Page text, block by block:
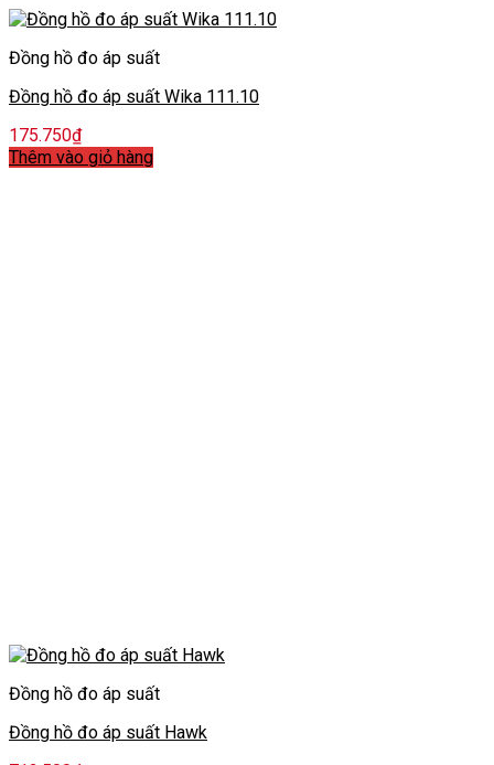
Đồng hồ đo áp suất
Đồng hồ đo áp suất Wika 111.10
175.750₫
Thêm vào giỏ hàng
Đồng hồ đo áp suất
Đồng hồ đo áp suất Hawk